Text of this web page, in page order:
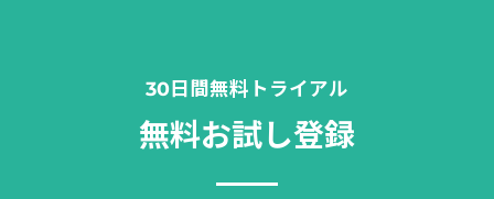
30日間無料トライアル
無料お試し登録